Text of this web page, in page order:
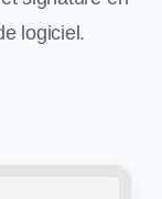
logiciel.